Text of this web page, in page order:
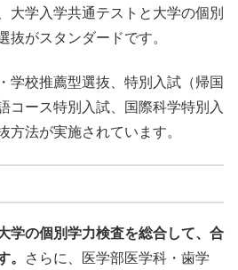
大学入学共通テストと大学の個別
抜がスタンダードです。
学校推薦型選抜、特別入試（帰国
コース特別入試、国際科学特別入
方法が実施されています。
学の個別学力検査を総合して、合
。
さらに、医学部医学科・歯学